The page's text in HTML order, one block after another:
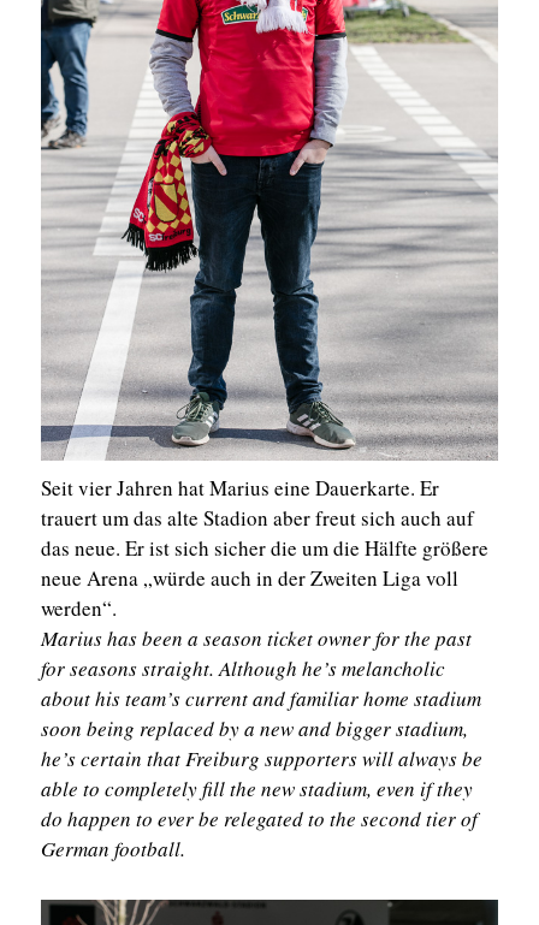
Seit vier Jahren hat Marius eine Dauerkarte. Er
trauert um das alte Stadion aber freut sich auch auf
das neue. Er ist sich sicher die um die Hälfte größere
neue Arena „würde auch in der Zweiten Liga voll
werden“.
Marius has been a season ticket owner for the past
for seasons straight. Although he’s melancholic
about his team’s current and familiar home stadium
soon being replaced by a new and bigger stadium,
he’s certain that Freiburg supporters will always be
able to completely fill the new stadium, even if they
do happen to ever be relegated to the second tier of
German football.